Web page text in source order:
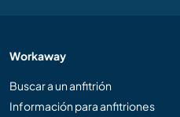
Workaway
Buscar a un anfitrión
Información para anfitriones